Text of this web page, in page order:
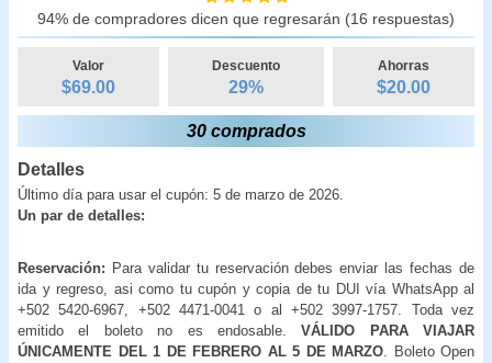
94% de compradores dicen que regresarán (16 respuestas)
Valor
$69.00
Descuento
29%
Ahorras
$20.00
30 comprados
Detalles
Último día para usar el cupón: 5 de marzo de 2026.
Un par de detalles:
Reservación: Para validar tu reservación debes enviar las fechas de
ida y regreso, asi como tu cupón y copia de tu DUI vía WhatsApp al
+502 5420-6967, +502 4471-0041 o al +502 3997-1757. Toda vez
emitido el boleto no es endosable.VÁLIDO PARA VIAJAR
ÚNICAMENTE DEL 1 DE FEBRERO AL 5 DE MARZO . Boleto Open